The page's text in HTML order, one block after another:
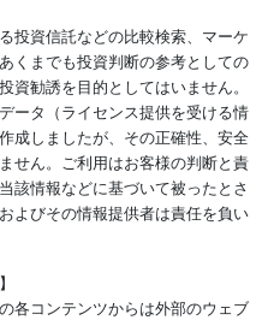
投資信託などの比較検索、マーケ
くまでも投資判断の参考としての
勧誘を目的としてはいません。
ータ（ライセンス提供を受ける情
成しましたが、その正確性、安全
せん。ご利用はお客様の判断と責
該情報などに基づいて被ったとさ
よびその情報提供者は責任を負い
各コンテンツからは外部のウェブ